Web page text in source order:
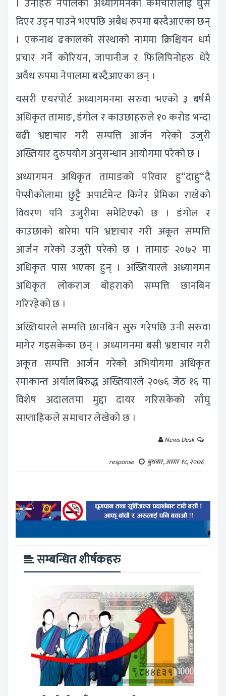
। उनीहरु नेपालको अध्यागमनका कर्मचारीलाई घुस
दिएर उड्न पाउने भएपछि अबैध रुपमा बस्दैआएका छन्
। एकनाथ ढकालको संस्थाको नाममा क्रिश्चियन धर्म
प्रचार गर्ने कोरियन, जापानीज र फिलिपिनोहरु धेरै
अवैध रुपमा नेपालमा बस्दैआएका छन् ।
यसरी एयरपोर्ट अध्यागमनमा सरुवा भएको ३ बर्षमै
अधिकृत तामाङ, डंगोल र काउछाहरुले १० करोड भन्दा
बढी भ्रष्टाचार गरी सम्पत्ति आर्जन गरेको उजुरी
अख्तियार दुरुपयोग अनुसन्धान आयोगमा परेको छ ।
अध्यागमन अधिकृत तामाङको परिवार हु“दाहु“दै
पेप्सीकोलामा छुट्टै अपार्टमेन्ट किनेर प्रेमिका राखेको
विवरण पनि उजुरीमा समेटिएको छ । डंगोल र
काउछाको बारेमा पनि भ्रष्टाचार गरी अकूत सम्पत्ति
आर्जन गरेको उजुरी परेको छ । तामाङ २०७२ मा
अधिकृत पास भएका हुन् । अख्तियारले अध्यागमन
अधिकृत लोकराज बोहराको सम्पत्ति छानबिन
गरिरहेको छ ।
अख्तियारले सम्पत्ति छानबिन सुरु गरेपछि उनी सरुवा
मागेर गइसकेका छन् । अध्यागनमा बसी भ्रष्टाचार गरी
अकूत सम्पत्ति आर्जन गरेको अभियोगमा अधिकृत
रमाकान्त अर्यालबिरुद्ध अख्तियारले २०७६ जेठ १६ मा
विशेष अदालतमा मुद्दा दायर गरिसकेको साँघु
साप्ताहिकले समाचार लेखेको छ ।
News Desk
response
बुधबार, असार १८, २०७६
सम्बन्धित शीर्षकहरु